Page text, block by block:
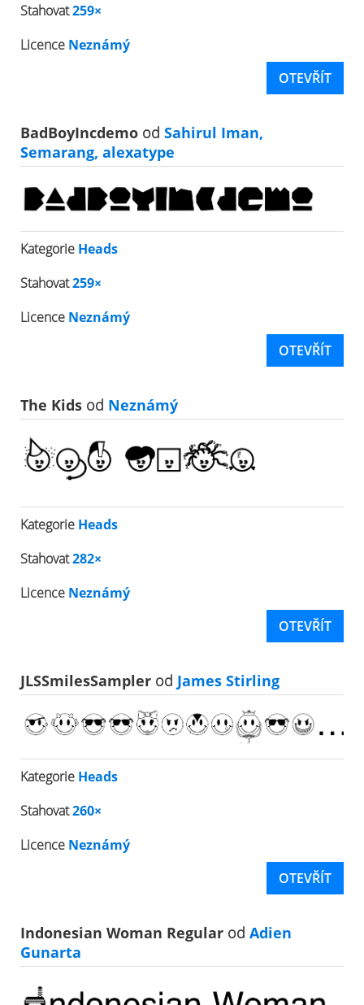
Stahovat259×
Licence Neznámý
OTEVŘÍT
BadBoyIncdemo od Sahirul Iman,
Semarang, alexatype
Kategorie Heads
Stahovat259×
Licence Neznámý
OTEVŘÍT
The Kids od Neznámý
Kategorie Heads
Stahovat282×
Licence Neznámý
OTEVŘÍT
JLSSmilesSampler od James Stirling
Kategorie Heads
Stahovat260×
Licence Neznámý
OTEVŘÍT
Indonesian Woman Regular od Adien
Gunarta